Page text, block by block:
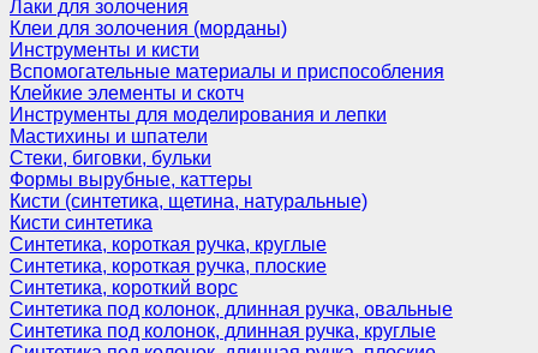
Лаки для золочения
Клеи для золочения (морданы)
Инструменты и кисти
Вспомогательные материалы и приспособления
Клейкие элементы и скотч
Инструменты для моделирования и лепки
Мастихины и шпатели
Стеки, биговки, бульки
Формы вырубные, каттеры
Кисти (синтетика, щетина, натуральные)
Кисти синтетика
Синтетика, короткая ручка, круглые
Синтетика, короткая ручка, плоские
Синтетика, короткий ворс
Синтетика под колонок, длинная ручка, овальные
Синтетика под колонок, длинная ручка, круглые